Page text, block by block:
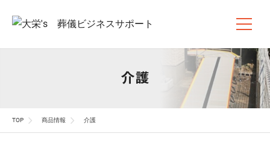
介護
TOP 商品情報 介護